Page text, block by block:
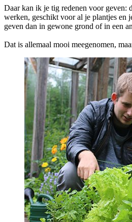
Daar kan ik je tig redenen voor geven:
werken, geschikt voor al je plantjes en
geven dan in gewone grond of in een
Dat is allemaal mooi meegenomen,